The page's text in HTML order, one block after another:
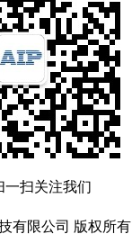
一扫关注我们
有限公司 版权所有